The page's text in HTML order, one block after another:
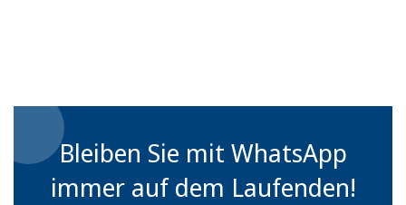
Bleiben Sie mit WhatsApp
immer auf dem Laufenden!